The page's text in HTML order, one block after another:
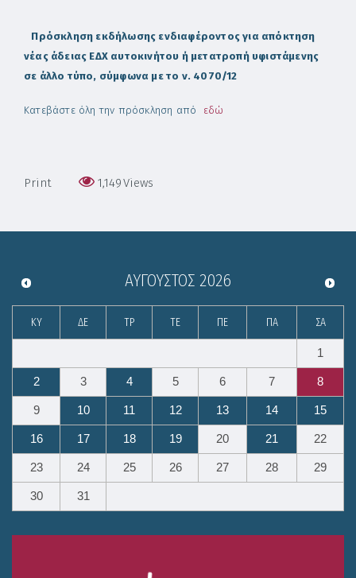
Πρόσκληση εκδήλωσης ενδιαφέροντος για απόκτηση
νέας άδειας ΕΔΧ αυτοκινήτου ή μετατροπή υφιστάμενης
σε άλλο τύπο, σύμφωνα με το ν. 4070/12
Κατεβάστε όλη την πρόσκληση από εδώ
Print 1,149Views
ΑΎΓΟΥΣΤΟΣ 2026
ΚΥ ΔΕ ΤΡ ΤΕ ΠΕ ΠΑ ΣΑ
1
2 3 4 5 6 7 8
9 10 11 12 13 14 15
16 17 18 19 20 21 22
23 24 25 26 27 28 29
30 31